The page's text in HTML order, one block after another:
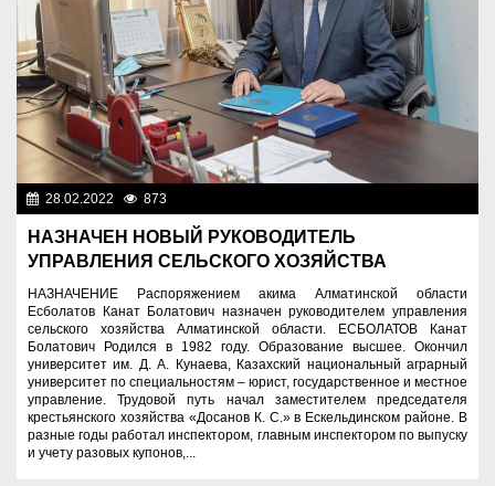
28.02.2022 873
НАЗНАЧЕН НОВЫЙ РУКОВОДИТЕЛЬ
УПРАВЛЕНИЯ СЕЛЬСКОГО ХОЗЯЙСТВА
НАЗНАЧЕНИЕ Распоряжением акима Алматинской области
Есболатов Канат Болатович назначен руководителем управления
сельского хозяйства Алматинской области. ЕСБОЛАТОВ Канат
Болатович Родился в 1982 году. Образование высшее. Окончил
университет им. Д. А. Кунаева, Казахский национальный аграрный
университет по специальностям – юрист, государственное и местное
управление. Трудовой путь начал заместителем председателя
крестьянского хозяйства «Досанов К. С.» в Ескельдинском районе. В
разные годы работал инспектором, главным инспектором по выпуску
и учету разовых купонов,...